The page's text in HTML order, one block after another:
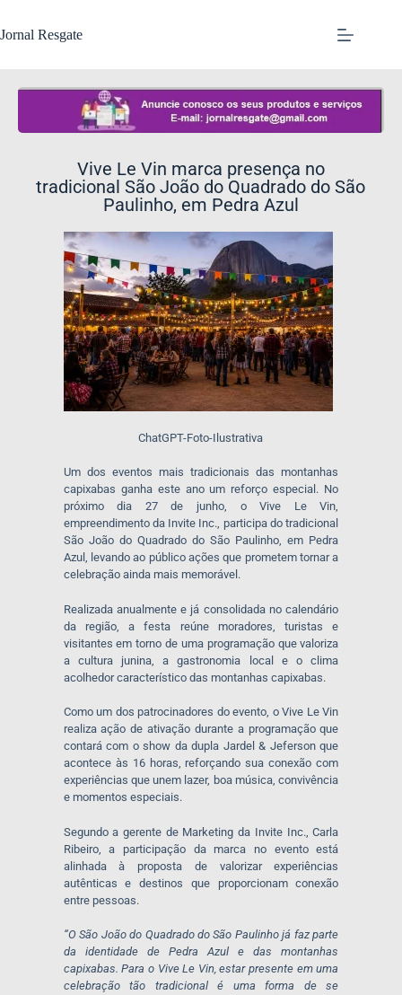
Jornal Resgate
Vive Le Vin marca presença no
tradicional São João do Quadrado do São
Paulinho, em Pedra Azul
ChatGPT-Foto-Ilustrativa
Um dos eventos mais tradicionais das montanhas
capixabas ganha este ano um reforço especial. No
próximo dia 27 de junho, o Vive Le Vin,
empreendimento da Invite Inc., participa do tradicional
São João do Quadrado do São Paulinho, em Pedra
Azul, levando ao público ações que prometem tornar a
celebração ainda mais memorável.
Realizada anualmente e já consolidada no calendário
da região, a festa reúne moradores, turistas e
visitantes em torno de uma programação que valoriza
a cultura junina, a gastronomia local e o clima
acolhedor característico das montanhas capixabas.
Como um dos patrocinadores do evento, o Vive Le Vin
realiza ação de ativação durante a programação que
contará com o show da dupla Jardel & Jeferson que
acontece às 16 horas, reforçando sua conexão com
experiências que unem lazer, boa música, convivência
e momentos especiais.
Segundo a gerente de Marketing da Invite Inc., Carla
Ribeiro, a participação da marca no evento está
alinhada à proposta de valorizar experiências
autênticas e destinos que proporcionam conexão
entre pessoas.
“O São João do Quadrado do São Paulinho já faz parte
da identidade de Pedra Azul e das montanhas
capixabas. Para o Vive Le Vin, estar presente em uma
celebração tão tradicional é uma forma de se